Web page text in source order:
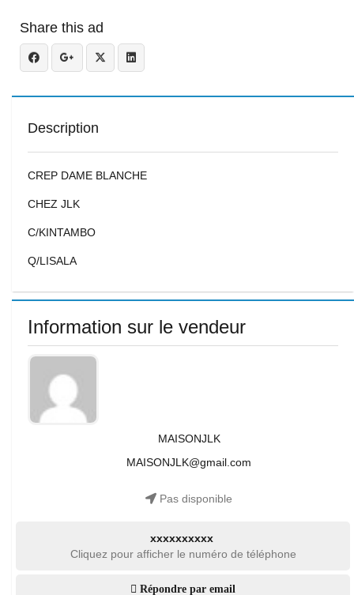
Share this ad
Description
CREP DAME BLANCHE
CHEZ JLK
C/KINTAMBO
Q/LISALA
Information sur le vendeur
MAISONJLK
MAISONJLK@gmail.com
Pas disponible
xxxxxxxxxx
Cliquez pour afficher le numéro de téléphone
Répondre par email